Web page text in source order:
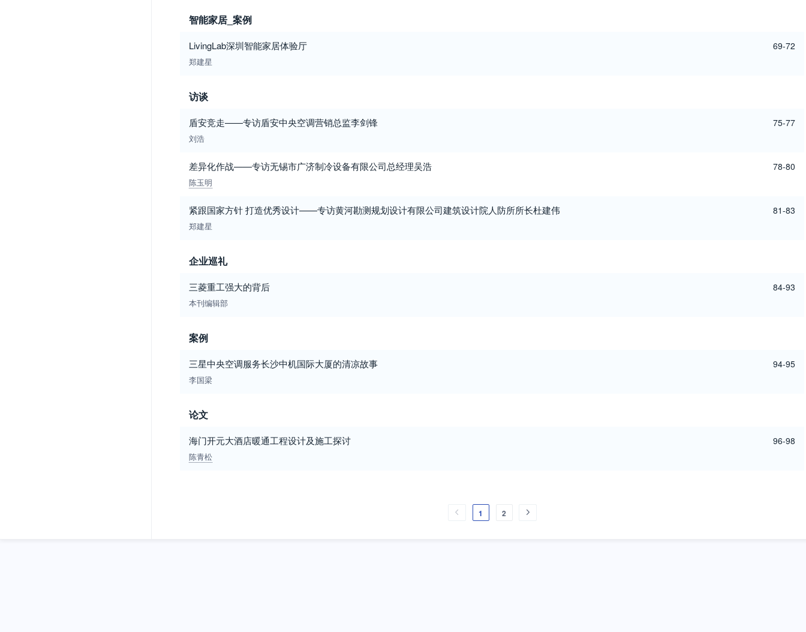
智能家居_案例
LivingLab深圳智能家居体验厅
郑建星
69-72
访谈
盾安竞走——专访盾安中央空调营销总监李剑锋
刘浩
75-77
差异化作战——专访无锡市广济制冷设备有限公司总经理吴浩
陈玉明
78-80
紧跟国家方针 打造优秀设计——专访黄河勘测规划设计有限公司建筑设计院人防所所长杜建伟
郑建星
81-83
企业巡礼
三菱重工强大的背后
本刊编辑部
84-93
案例
三星中央空调服务长沙中机国际大厦的清凉故事
李国梁
94-95
论文
海门开元大酒店暖通工程设计及施工探讨
陈青松
96-98
1 2